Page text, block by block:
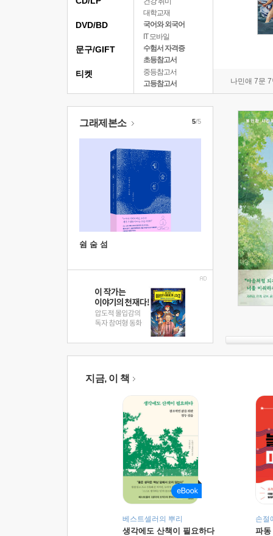
대학교재
국어와 외국어
IT 모바일
수험서 자격증
초등참고서
중등참고서
고등참고서
나민애 7문
DVD/BD
문구/GIFT
티켓
그래제본소
쉼 숨 섬
5/5
지금, 이 책
베스트셀러의 뿌리
생각에도 산책이 필요하다
손절
파동